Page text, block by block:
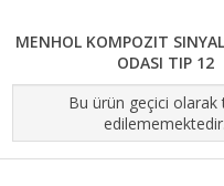
MENHOL KOMPOZIT
ODASI TIP 12
Bu ürün geçici olarak